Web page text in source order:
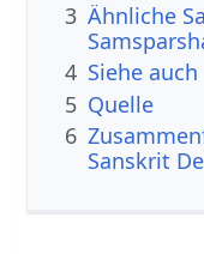
3 Ähnliche
4 Siehe auch
5 Quelle
6
Sanskrit